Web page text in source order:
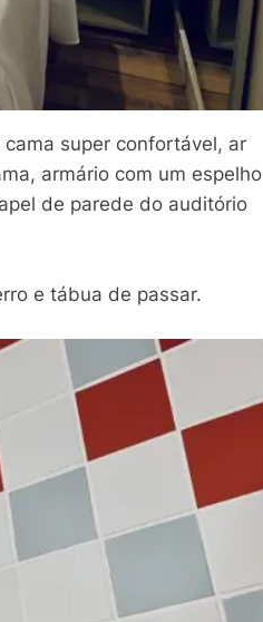
super confortável, ar
armário com um espelho
de parede do auditório
e tábua de passar.